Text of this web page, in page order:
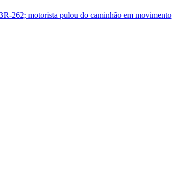
262; motorista pulou do caminhão em movimento